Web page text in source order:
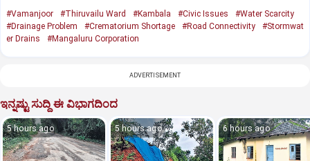
#Vamanjoor #Thiruvailu Ward #Kambala #Civic Issues
#Water Scarcity
#Drainage Problem
#Crematorium Shortage #Road Connectivity
#Stormwat
er Drains
#Mangaluru Corporation
ADVERTISEMENT
ಇನ್ನಷ್ಟು ಸುದ್ದಿ ಈ ವಿಭಾಗದಿಂದ
5 hours ago 5 hours ago 6 hours ago